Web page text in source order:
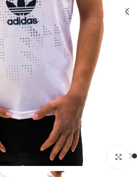
بزرگنمایی تصویر